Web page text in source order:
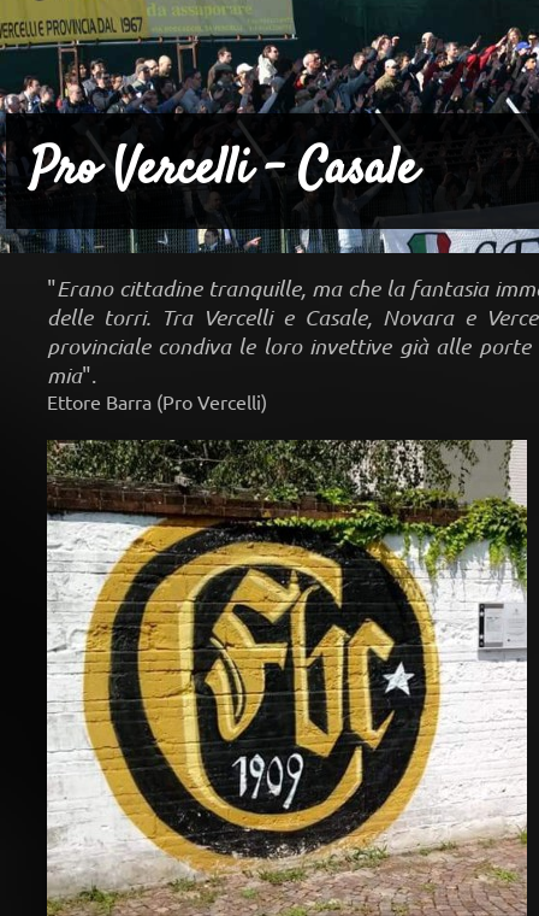
Pro Vercelli - Casale
"Erano cittadine tranquille, ma che la fantasia
delle torri. Tra Vercelli e Casale, Novara e
provinciale condiva le loro invettive già alle
mia".
Ettore Barra (Pro Vercelli)